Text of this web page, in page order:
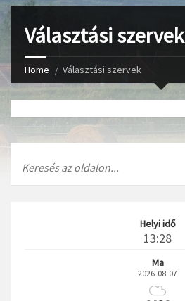
Választási szervek
Home Választási szervek
Helyi idő
13:28
Ma
2026-08-07